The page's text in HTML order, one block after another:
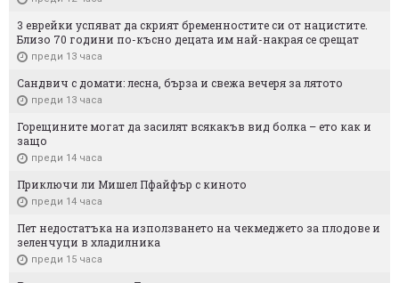
3 еврейки успяват да скрият бременностите си от нацистите.
Близо 70 години по-късно децата им най-накрая се срещат
преди 13 часа
Сандвич с домати: лесна, бърза и свежа вечеря за лятото
преди 13 часа
Горещините могат да засилят всякакъв вид болка – ето как и
защо
преди 14 часа
Приключи ли Мишел Пфайфър с киното
преди 14 часа
Пет недостатъка на използването на чекмеджето за плодове и
зеленчуци в хладилника
преди 15 часа